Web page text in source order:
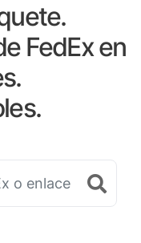
FedEx en